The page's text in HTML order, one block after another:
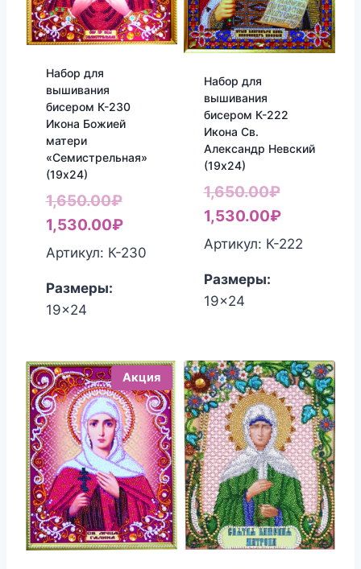
Набор для
вышивания
бисером К-230
Икона Божией
матери
«Семистрельная»
(19х24)
1,650.00₽Первоначальная
цена
составляла
1,530.00₽Текущая
цена:
Артикул: К-230
Размеры:
19x24
Набор для
вышивания
бисером К-222
Икона Св.
Александр Невский
(19х24)
1,650.00₽
цена
1,530.00₽Текущая
цена:
Артикул: К-222
Размеры:
19x24
Акция